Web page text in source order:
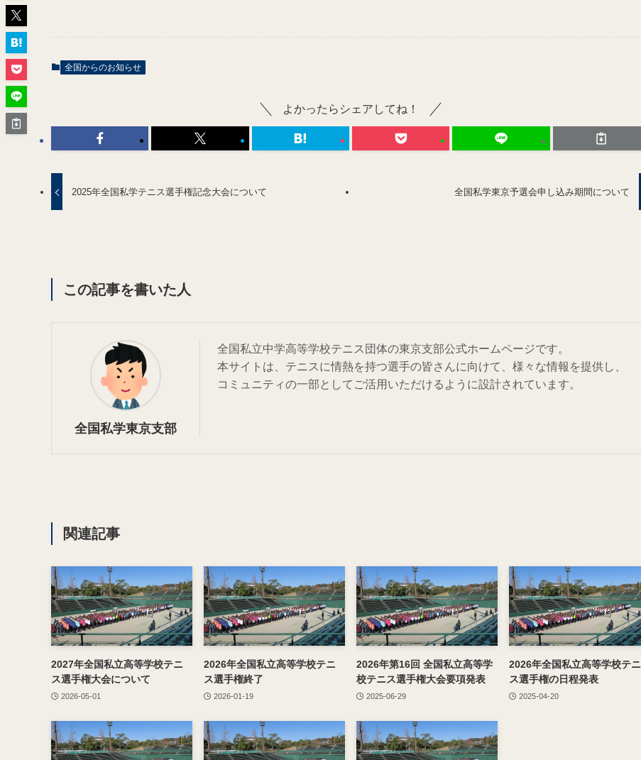
全国からのお知らせ
よかったらシェアしてね！
2025年全国私学テニス選手権記念大会について 全国私学東京予選会申し込み期間について
この記事を書いた人
全国私学東京支部
全国私立中学高等学校テニス団体の東京支部公式ホームページです。
本サイトは、テニスに情熱を持つ選手の皆さんに向けて、様々な情報を提供し、
コミュニティの一部としてご活用いただけるように設計されています。
関連記事
2027年全国私立高等学校テニ
ス選手権大会について
2026-05-01
2026年全国私立高等学校テニ
ス選手権終了
2026-01-19
2026年第16回 全国私立高等学
校テニス選手権大会要項発表
2025-06-29
2026年全国私立高等学校テニ
ス選手権の日程発表
2025-04-20